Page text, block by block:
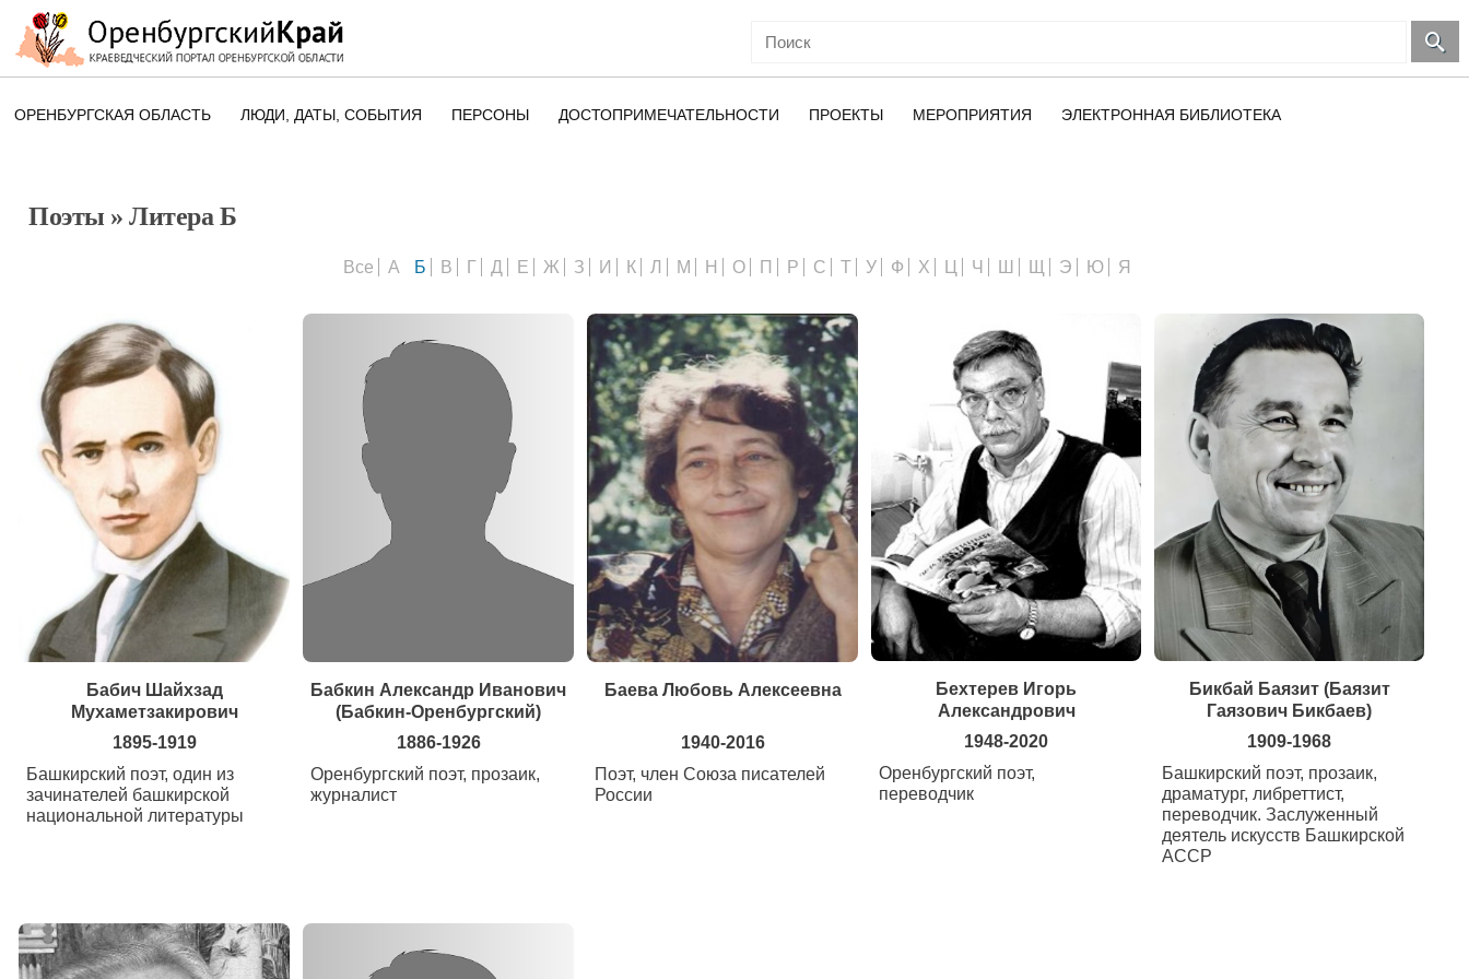
ОРЕНБУРГСКАЯ ОБЛАСТЬ ЛЮДИ, ДАТЫ, CОБЫТИЯ ПЕРСОНЫ ДОСТОПРИМЕЧАТЕЛЬНОСТИ ПРОЕКТЫ МЕРОПРИЯТИЯ ЭЛЕКТРОННАЯ БИБЛИОТЕКА
Поэты » Литера Б
Все А Б В Г Д Е Ж З И К Л М Н О П Р С Т У Ф Х Ч Э Ю Я
Бабич Шайхзад
Мухаметзакирович
1895-1919
Башкирский поэт, один из
зачинателей башкирской
национальной литературы
Бабкин Александр Иванович
(Бабкин-Оренбургский)
1886-1926
Оренбургский поэт, прозаик,
журналист
Баева Любовь Алексеевна
1940-2016
Поэт, член Союза писателей
России
Бехтерев Игорь
Александрович
1948-2020
Оренбургский поэт,
переводчик
Бикбай Баязит (Баязит
Гаязович Бикбаев)
1909-1968
Башкирский поэт, прозаик,
драматург, либреттист,
переводчик. Заслуженный
деятель искусств Башкирской
АССР